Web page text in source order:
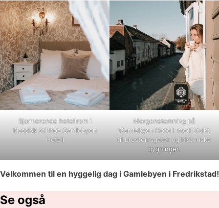
Sjarmerende hotellrom i
klassisk stil hos Gamlebyen
Hotell
Morgenstemning på
Gamlebyen Hotell, med utsikt
til brosteinsgater og historiske
bygninger.
Velkommen til en hyggelig dag i Gamlebyen i Fredrikstad!
Se også